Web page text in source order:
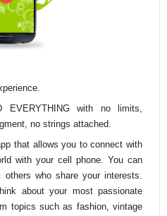
EVERYTHING with no limits,
no strings attached.
that allows you to connect with
with your cell phone. You can
who share your interests.
about your most passionate
topics such as fashion, vintage